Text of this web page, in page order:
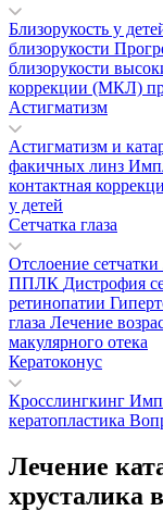
Близорукость у
близорукости
близорукости
коррекции (МКЛ)
Астигматизм
Астигматизм и
факичных линз
контактная
у детей
Сетчатка глаза
Отслоение сетчатки
ППЛК Дистрофия
ретинопатии
глаза Лечение
макулярного отека
Кератоконус
Кросслингкинг
кератопластика
Лечение
хрусталика